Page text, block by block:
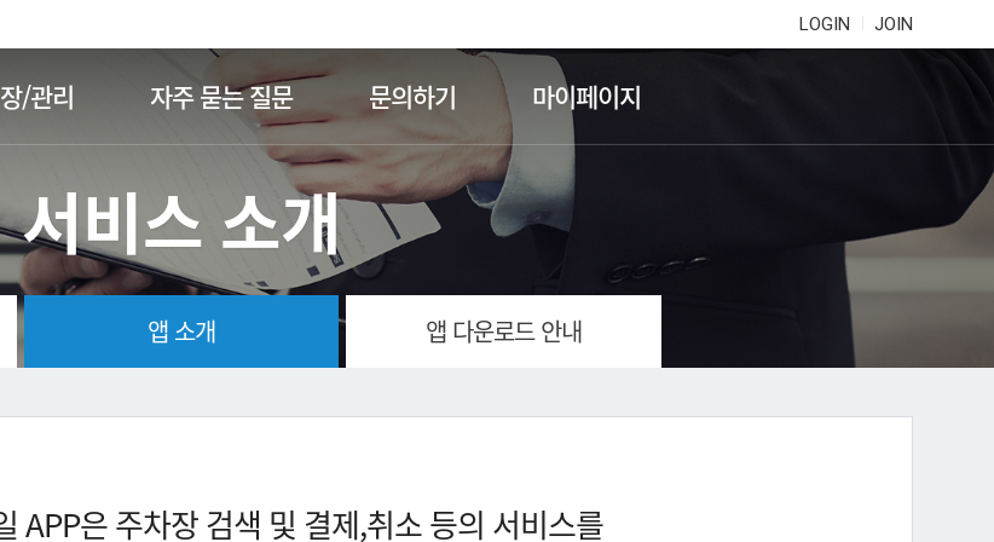
LOGIN JOIN
/관리 자주 묻는 질문 문의하기 마이페이지
서비스 소개
앱 소개 앱 다운로드 안내
APP은 주차장 검색 및 결제,취소 등의 서비스를